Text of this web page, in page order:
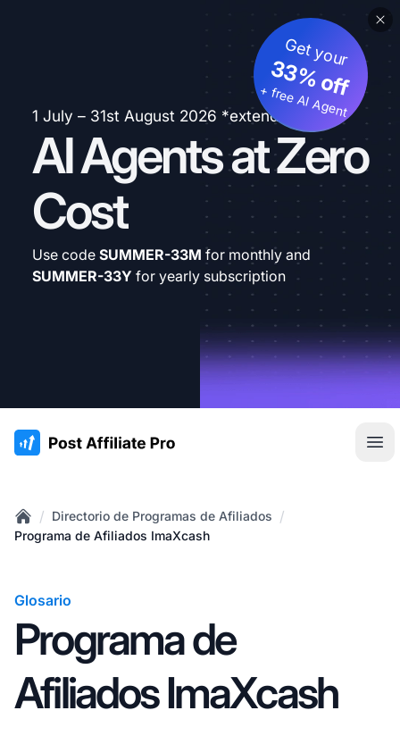
1 July – 31st August 2026 *extended
AI Agents at Zero
Cost
Get your
33% off
+ free AI Agent
Use code SUMMER-33M for monthly and
SUMMER-33Y for yearly subscription
:site.title
Home
/ Directorio de Programas de Afiliados /
Programa de Afiliados ImaXcash
Glosario
Programa de
Afiliados ImaXcash